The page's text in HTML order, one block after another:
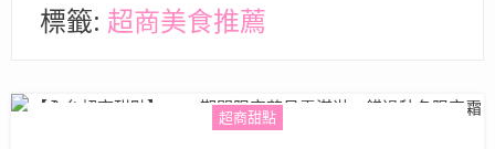
標籤: 超商美食推薦
超商甜點